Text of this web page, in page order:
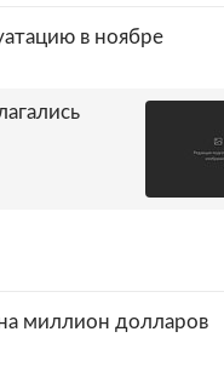
в ноябре
миллион долларов